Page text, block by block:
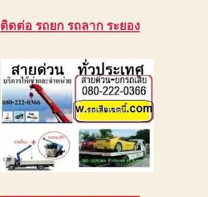
ติดต่อ รถยก รถลาก ระยอง